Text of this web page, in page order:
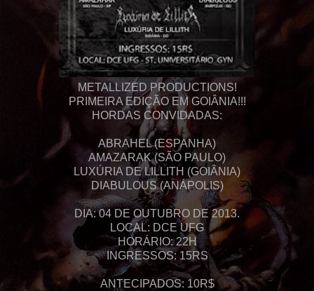
METALLIZED PRODUCTIONS!
PRIMEIRA EDIÇÃO EM GOIÂNIA!!!
HORDAS CONVIDADAS:
ABRAHEL (ESPANHA)
AMAZARAK (SÃO PAULO)
LUXÚRIA DE LILLITH (GOIÂNIA)
DIABULOUS (ANÁPOLIS)
DIA: 04 DE OUTUBRO DE 2013.
LOCAL: DCE UFG
HORÁRIO: 22H
INGRESSOS: 15RS
ANTECIPADOS: 10R$